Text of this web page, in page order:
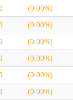
(0.00%)
(0.00%)
(0.00%)
(0.00%)
(0.00%)
(0.00%)